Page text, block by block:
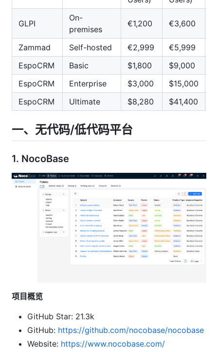
GLPI
On-
premises
€1,200 €3,600
Zammad Self-hosted €2,999 €5,999
EspoCRM
Basic $1,800 $9,000
EspoCRM
Enterprise $3,000 $15,000
EspoCRM
Ultimate $8,280 $41,400
一、无代码/低代码平台
1. NocoBase
项目概览
GitHub Star: 21.3k
GitHub: https://github.com/nocobase/nocobase
Website: https://www.nocobase.com/